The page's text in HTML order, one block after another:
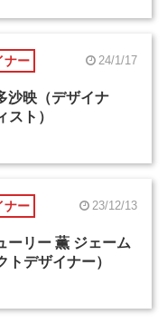
ナー 24/1/17
沙映（デザイナ
スト）
ナー 23/12/13
ーリー 薫 ジェーム
トデザイナー）